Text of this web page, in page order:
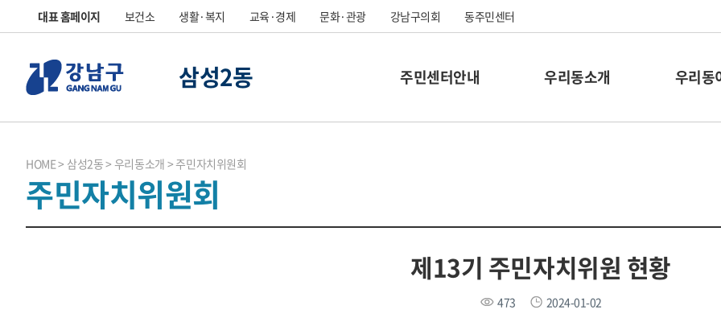
대표 홈페이지 보건소 생활·복지 교육·경제 문화·관광 강남구의회 동주민센터
삼성2동 주민센터안내 우리동소개 우리동
HOME 삼성2동 우리동소개 주민자치위원회
주민자치위원회
제13기 주민자치위원 현황
473 2024-01-02